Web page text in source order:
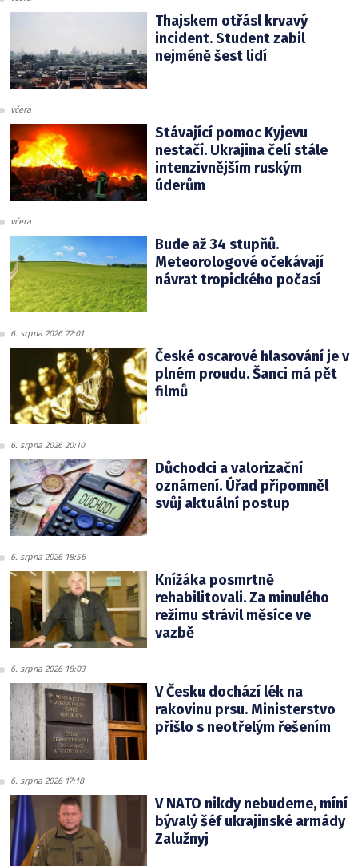
Thajskem otřásl krvavý
incident. Student zabil
nejméně šest lidí
včera
Stávající pomoc Kyjevu
nestačí. Ukrajina čelí stále
intenzivnějším ruským
úderům
včera
Bude až 34 stupňů.
Meteorologové očekávají
návrat tropického počasí
6. srpna 2026 22:01
České oscarové hlasování je v
plném proudu. Šanci má pět
filmů
6. srpna 2026 20:10
Důchodci a valorizační
oznámení. Úřad připomněl
svůj aktuální postup
6. srpna 2026 18:56
Knížáka posmrtně
rehabilitovali. Za minulého
režimu strávil měsíce ve
vazbě
6. srpna 2026 18:03
V Česku dochází lék na
rakovinu prsu. Ministerstvo
přišlo s neotřelým řešením
6. srpna 2026 17:18
V NATO nikdy nebudeme, míní
bývalý šéf ukrajinské armády
Zalužnyj